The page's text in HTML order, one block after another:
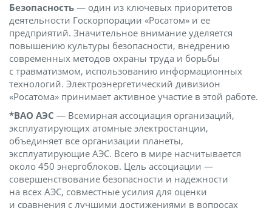
Безопасность — один из ключевых приоритетов
деятельности Госкорпорации «Росатом» и ее
предприятий. Значительное внимание уделяется
повышению культуры безопасности, внедрению
современных методов охраны труда и борьбы
с травматизмом, использованию информационных
технологий. Электроэнергетический дивизион
«Росатома» принимает активное участие в этой работе.
*ВАО АЭС — Всемирная ассоциация организаций,
эксплуатирующих атомные электростанции,
объединяет все организации планеты,
эксплуатирующие АЭС. Всего в мире насчитывается
около 450 энергоблоков. Цель ассоциации —
совершенствование безопасности и надежности
на всех АЭС, совместные усилия для оценки
и сравнения с лучшими достижениями в вопросах